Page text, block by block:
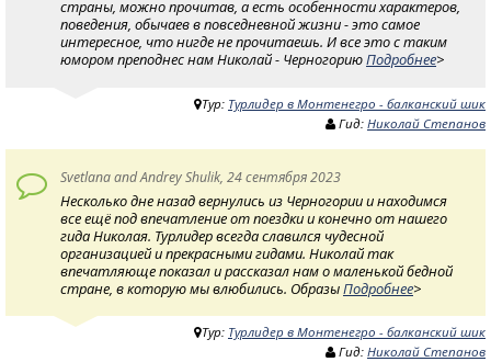
страны, можно прочитав, а есть особенности характеров,
поведения, обычаев в повседневной жизни - это самое
интересное, что нигде не прочитаешь. И все это с таким
юмором преподнес нам Николай - ЧерногориюПодробнее>
Тур: Турлидер в Монтенегро - балканский шик
Гид: Николай Степанов
Svetlana and Andrey Shulik, 24 сентября 2023
Несколько дне назад вернулись из Черногории и находимся
все ещё под впечатление от поездки и конечно от нашего
гида Николая. Турлидер всегда славился чудесной
организацией и прекрасными гидами. Николай так
впечатляюще показал и рассказал нам о маленькой бедной
стране, в которую мы влюбились. ОбразыПодробнее>
Тур: Турлидер в Монтенегро - балканский шик
Гид: Николай Степанов